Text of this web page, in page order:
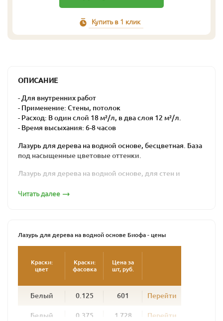
Купить в 1 клик
ОПИСАНИЕ
- Для внутренних работ
- Применение: Стены, потолок
- Расход: В один слой 18 м²/л, в два слоя 12 м²/л.
- Время высыхания: 6-8 часов
Лазурь для дерева на водной основе, бесцветная. База
под насыщенные цветовые оттенки.
Лазурь для дерева на водной основе, для стен и
Соответствует нормам EN 71 , часть 3 (безопасность
Наносить кистью или валиком на синтетической
основе, для водных красок или лазурей. Лазурь
наносится равномерно, вдоль волокон, тонким слоем.
Лазурь для дерева на водной основе тщательно
Читать далее
Лазурь для дерева на водной основе Биофа - цены
Краски:
цвет
Краски:
фасовка
Цена за
шт, руб.
Белый 0.125 601 Перейти
Белый 0.375 1 728 Перейти